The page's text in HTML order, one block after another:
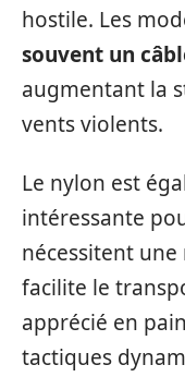
hostile. Les
souvent un
augmentant la
vents violents.
Le nylon est
intéressante
nécessitent
facilite le
apprécié en
tactiques